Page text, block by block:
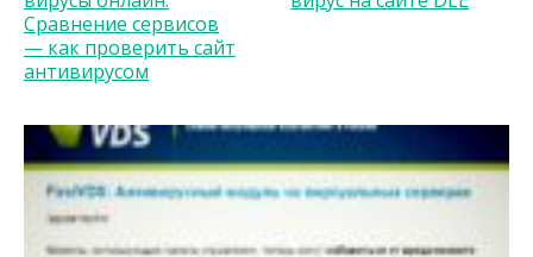
Сравнение сервисов
— как проверить сайт
антивирусом